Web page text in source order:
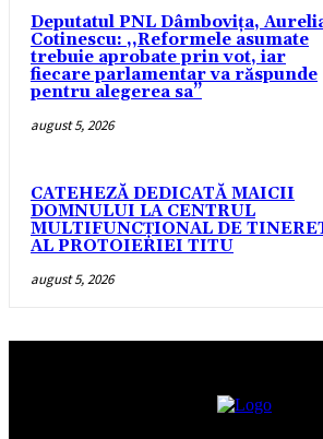
Deputatul PNL Dâmbovița,
Cotinescu: ,,Reformele asumate
trebuie aprobate prin vot, iar
fiecare parlamentar va răspunde
pentru alegerea sa’’
august 5, 2026
CATEHEZĂ DEDICATĂ MAICII
DOMNULUI LA CENTRUL
MULTIFUNCȚIONAL DE
AL PROTOIERIEI TITU
august 5, 2026